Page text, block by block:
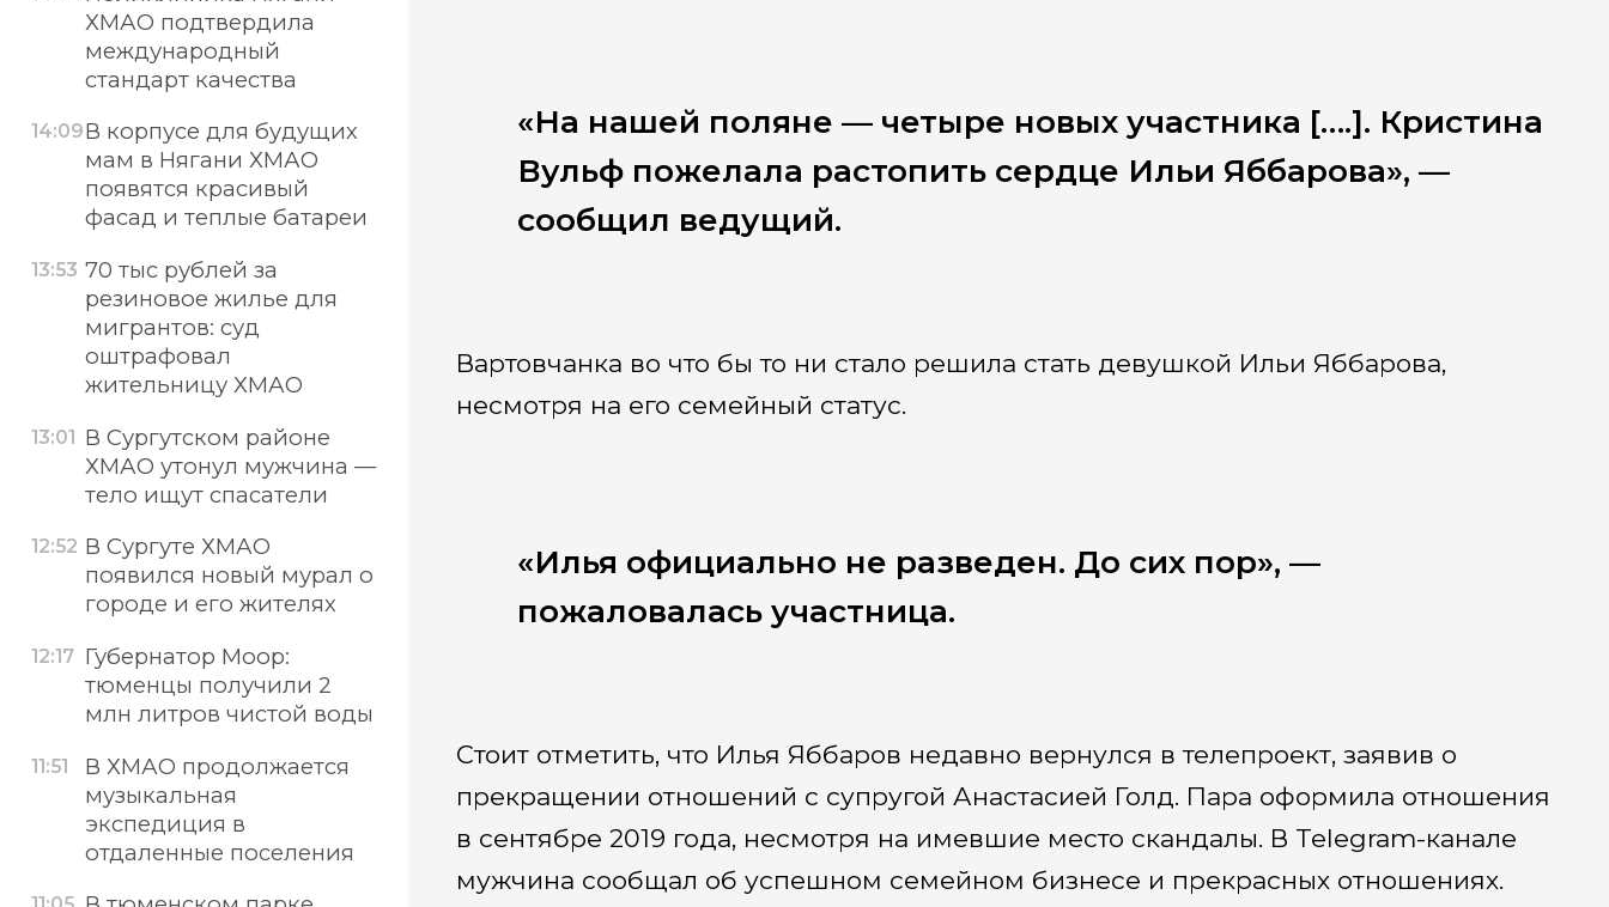
«На нашей поляне — четыре новых участника [….]. Кристина
Вульф пожелала растопить сердце Ильи Яббарова», —
сообщил ведущий.
Вартовчанка во что бы то ни стало решила стать девушкой Ильи Яббарова,
несмотря на его семейный статус.
«Илья официально не разведен. До сих пор», —
пожаловалась участница.
Стоит отметить, что Илья Яббаров недавно вернулся в телепроект, заявив о
прекращении отношений с супругой Анастасией Голд. Пара оформила отношения
в сентябре 2019 года, несмотря на имевшие место скандалы. В Telegram-канале
мужчина сообщал об успешном семейном бизнесе и прекрасных отношениях.
ХМАО подтвердила
международный
стандарт качества
14:09В корпусе для будущих
мам в Нягани ХМАО
появятся красивый
фасад и теплые батареи
13:53 70 тыс рублей за
резиновое жилье для
мигрантов: суд
оштрафовал
жительницу ХМАО
13:01 В Сургутском районе
ХМАО утонул мужчина —
тело ищут спасатели
12:52 В Сургуте ХМАО
появился новый мурал о
городе и его жителях
12:17 Губернатор Моор:
тюменцы получили 2
млн литров чистой воды
11:51
В ХМАО продолжается
музыкальная
экспедиция в
отдаленные поселения